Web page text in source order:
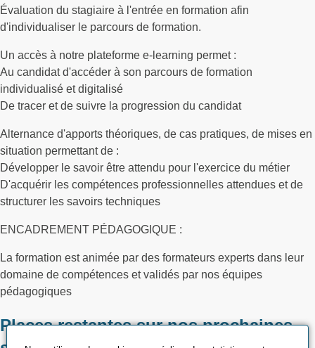
Évaluation du stagiaire à l'entrée en formation afin
d'individualiser le parcours de formation.
Un accès à notre plateforme e-learning permet :
Au candidat d'accéder à son parcours de formation
individualisé et digitalisé
De tracer et de suivre la progression du candidat
Alternance d'apports théoriques, de cas pratiques, de mises en
situation permettant de :
Développer le savoir être attendu pour l'exercice du métier
D'acquérir les compétences professionnelles attendues et de
structurer les savoirs techniques
ENCADREMENT PÉDAGOGIQUE :
La formation est animée par des formateurs experts dans leur
domaine de compétences et validés par nos équipes
pédagogiques
Places restantes sur nos prochaines